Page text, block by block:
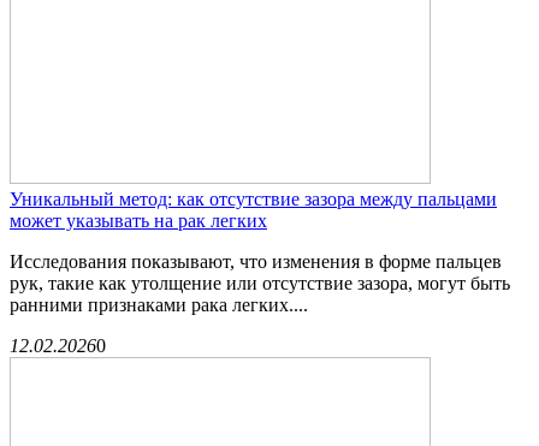
Уникальный метод: как отсутствие зазора между пальцами
может указывать на рак легких
Исследования показывают, что изменения в форме пальцев
рук, такие как утолщение или отсутствие зазора, могут быть
ранними признаками рака легких....
12.02.20260